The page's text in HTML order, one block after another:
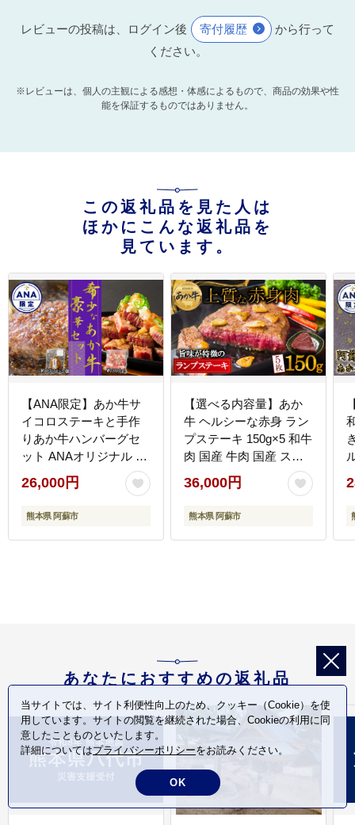
レビューの投稿は、ログイン後 寄付履歴
から行って
ください。
※レビューは、個人の主観による感想・体感によるもので、商品の効果や性
能を保証するものではありません。
この返礼品を見た人は
ほかにこんな返礼品を
見ています。
【ANA限定】あか牛サ
イコロステーキと手作
りあか牛ハンバーグセ
ット ANAオリジナル ブ
ランド牛 和牛 肉 牛肉
国産 ステーキ ハンバー
グ ジューシー 人気 希少
26,000円
熊本県 阿蘇市
【選べる内容量】あか
牛 ヘルシーな赤身 ラン
プステーキ 150g×5 和牛
肉 国産 牛肉 国産 ステ
ーキ ブランド牛 人気 希
少 希少部位 ランプ肉 赤
身 ヘルシー 熊本 阿蘇
36,000円
熊本県 阿蘇市
あなたにおすすめの返礼品
当サイトでは、サイト利便性向上のため、クッキー（Cookie）を使
用しています。サイトの閲覧を継続された場合、Cookieの利用に同
意したことものといたします。
詳細についてはプライバシーポリシーをお読みください。
OK